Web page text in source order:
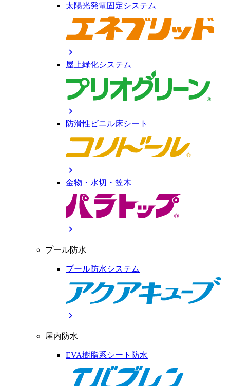
太陽光発電固定システム
chevron_right
屋上緑化システム
chevron_right
防滑性ビニル床シート
chevron_right
金物・水切・笠木
chevron_right
プール防水
プール防水システム
chevron_right
屋内防水
EVA樹脂系シート防水